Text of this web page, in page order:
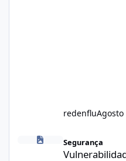
redenfluAgosto
Vulnerabilidade no famoso
Segurança